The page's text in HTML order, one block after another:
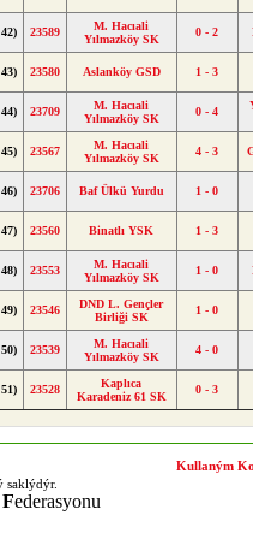
42) 23589
M. Hacıali
Yılmazköy SK
0 - 2
43) 23580 Aslanköy GSD 1 - 3
44) 23709
M. Hacıali
Yılmazköy SK
0 - 4
45) 23567
M. Hacıali
Yılmazköy SK
4 - 3
46) 23706 Baf Ülkü Yurdu 1 - 0
47) 23560 Binatlı YSK 1 - 3
48) 23553
M. Hacıali
Yılmazköy SK
1 - 0
49) 23546
DND L. Gençler
Birliği SK
1 - 0
50) 23539
M. Hacıali
Yılmazköy SK
4 - 0
51) 23528
Kaplıca
Karadeniz 61 SK
0 - 3
saklýdýr.
Federasyonu
Kullaným